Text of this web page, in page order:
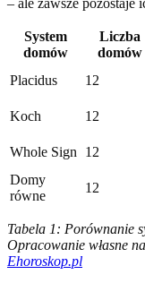
– ale zawsze pozostaje
System
domów
Liczba
domów
Placidus
12
Koch 12
Whole Sign 12
Domy
równe
12
Tabela 1: Porównanie
Opracowanie własne
Ehoroskop.pl